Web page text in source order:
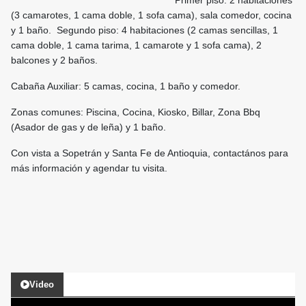
(3 camarotes, 1 cama doble, 1 sofa cama), sala comedor, cocina
y 1 baño. Segundo piso: 4 habitaciones (2 camas sencillas, 1
cama doble, 1 cama tarima, 1 camarote y 1 sofa cama), 2
balcones y 2 baños.
Cabaña Auxiliar: 5 camas, cocina, 1 baño y comedor.
Zonas comunes: Piscina, Cocina, Kiosko, Billar, Zona Bbq
(Asador de gas y de leña) y 1 baño.
Con vista a Sopetrán y Santa Fe de Antioquia, contactános para
más información y agendar tu visita.
Video